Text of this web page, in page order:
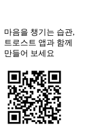
마음을 챙기는 습관,
트로스트 앱과 함께
만들어 보세요